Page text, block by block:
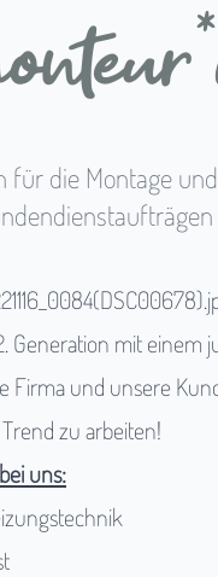
für die Montage
mit einem
Firma und unsere
zu arbeiten!
uns: